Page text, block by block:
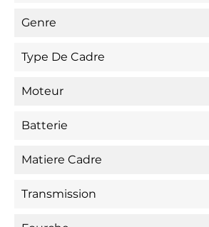
Genre
Type De Cadre
Moteur
Batterie
Matiere Cadre
Transmission